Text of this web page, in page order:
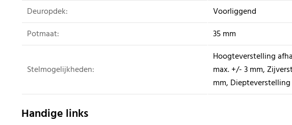
Deuropdek:
Voorliggend
Potmaat:
35 mm
Stelmogelijkheden:
Hoogteverstelling
max. +/- 3 mm,
mm,
Handige links